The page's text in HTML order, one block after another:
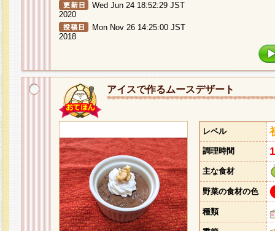
Wed Jun 24 18:52:29 JST
2020
Mon Nov 26 14:25:00 JST
2018
アイスで作るムースデザート
レベル
調理時間
主な食材
野菜の食材の色
種類